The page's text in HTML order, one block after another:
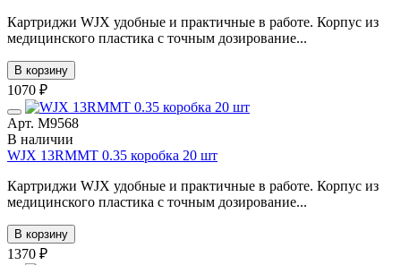
Картриджи WJX удобные и практичные в работе. Корпус из
медицинского пластика с точным дозирование...
В корзину
1070 ₽
Арт. М9568
В наличии
WJX 13RMMT 0.35 коробка 20 шт
Картриджи WJX удобные и практичные в работе. Корпус из
медицинского пластика с точным дозирование...
В корзину
1370 ₽